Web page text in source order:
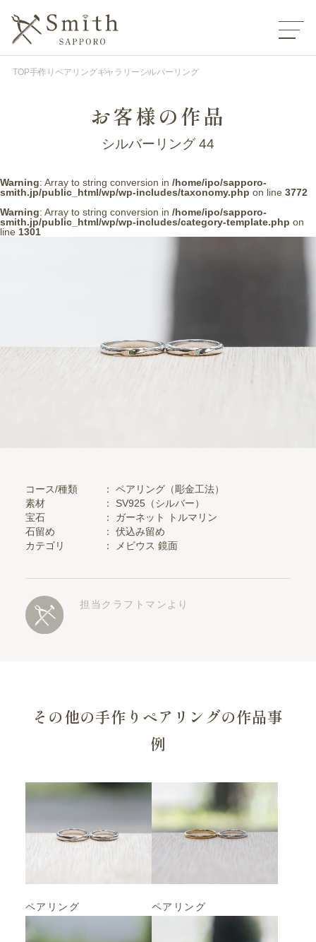
TOP手作りペアリングギャラリー シルバーリング
お客様の作品
シルバーリング 44
Warning: Array to string conversion in /home/ipo/sapporo-
smith.jp/public_html/wp/wp-includes/taxonomy.php on line 3772
Warning: Array to string conversion in /home/ipo/sapporo-
smith.jp/public_html/wp/wp-includes/category-template.php on
line 1301
コース/種類
： ペアリング（彫金工法）
素材
： SV925（シルバー）
宝石
： ガーネット
トルマリン
石留め
：伏込み留め
カテゴリ
： メビウス鏡面
担当クラフトマンより
その他の手作りペアリングの作品事
例
ペアリング ペアリング